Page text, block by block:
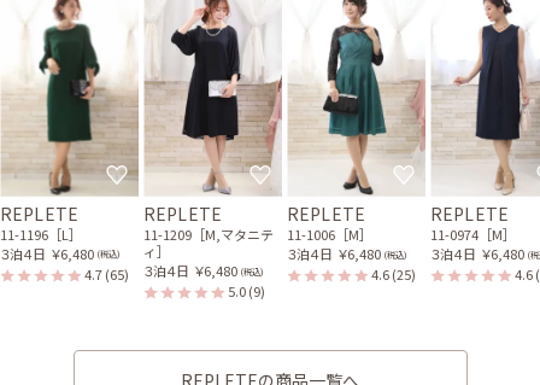
REPLETE
11-1196［L］
３泊４日 ￥6,480 (税込)
4.7(65)
REPLETE
11-1209［M,マタニテ
ィ］
３泊４日 ￥6,480 (税込)
5.0(9)
REPLETE
11-1006［M］
３泊４日 ￥6,480 (税込)
4.6(25)
REPLETE
11-0974［M］
３泊４日 ￥6,480 (
4.6
REPLETEの商品一覧へ